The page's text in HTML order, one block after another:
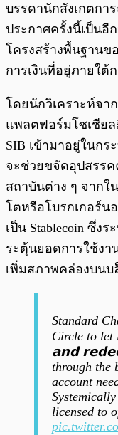
บรรดานักสังเกตกา
ประกาศครั้งนี้เป็น
โครงสร้างพื้นฐานข
การเงินที่อยู่ภายใต้
โดยนักวิเคราะห์จา
แพลตฟอร์มโซเชียล
SIB เข้ามาอยู่ในกร
จะช่วยขจัดอุปสรรค
สถาบันต่าง ๆ จากใ
โตหรือโบรกเกอร์น
เป็น Stablecoin ซึ่ง
ระตุ้นยอดการใช้งา
เพิ่มสภาพคล่องบน
Standard
Circle to
𝗮𝗻𝗱
through the
account
licensed to